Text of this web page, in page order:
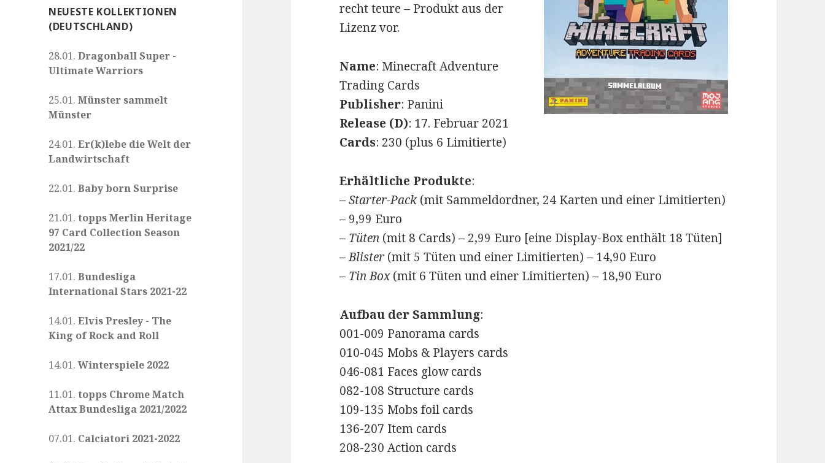
NEUESTE KOLLEKTIONEN
(DEUTSCHLAND)
28.01.Dragonball Super -
Ultimate Warriors
25.01.Münster sammelt
Münster
24.01.Er(k)lebe die Welt der
Landwirtschaft
22.01.Baby born Surprise
21.01.topps Merlin Heritage
97 Card Collection Season
2021/22
17.01.Bundesliga
International Stars 2021-22
14.01.Elvis Presley - The
King of Rock and Roll
14.01.Winterspiele 2022
11.01.topps Chrome Match
Attax Bundesliga 2021/2022
07.01. Calciatori 2021-2022
recht teure – Produkt aus der
Lizenz vor.
Name: Minecraft Adventure
Trading Cards
Publisher: Panini
Release (D): 17. Februar 2021
Cards: 230 (plus 6 Limitierte)
Erhältliche Produkte:
–Starter-Pack(mit Sammeldordner, 24 Karten und einer Limitierten)
– 9,99 Euro
– Tüten (mit 8 Cards) – 2,99 Euro [eine Display-Box enthält 18 Tüten]
–Blister (mit 5 Tüten und einer Limitierten) – 14,90 Euro
– Tin Box(mit 6 Tüten und einer Limitierten) – 18,90 Euro
Aufbau der Sammlung:
001-009 Panorama cards
010-045 Mobs & Players cards
046-081 Faces glow cards
082-108 Structure cards
109-135 Mobs foil cards
136-207 Item cards
208-230 Action cards